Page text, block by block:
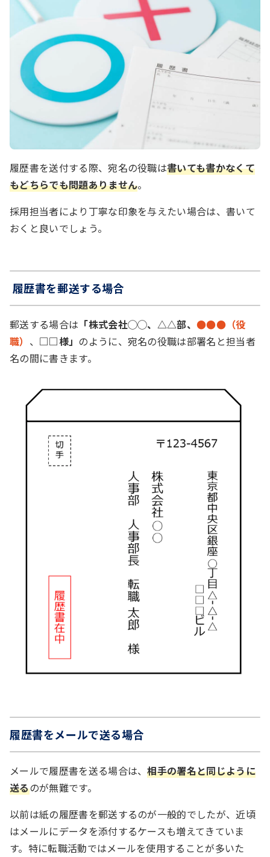
履歴書を送付する際、宛名の役職は書いても書かなくて
もどちらでも問題ありません。
採用担当者により丁寧な印象を与えたい場合は、書いて
おくと良いでしょう。
履歴書を郵送する場合
郵送する場合は 「株式会社◯◯、△△部、●●●（役
職） 、 □□様」 のように、宛名の役職は部署名と担当者
名の間に書きます。
履歴書をメールで送る場合
メールで履歴書を送る場合は、相手の署名と同じように
送るのが無難です。
以前は紙の履歴書を郵送するのが一般的でしたが、近頃
はメールにデータを添付するケースも増えてきていま
す。特に転職活動ではメールを使用することが多いた